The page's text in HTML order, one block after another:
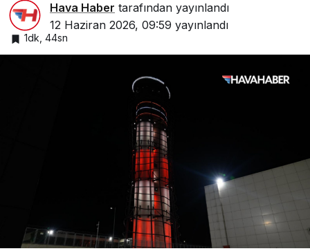
Hava Haber tarafından yayınlandı
12 Haziran 2026, 09:59 yayınlandı
1dk, 44sn